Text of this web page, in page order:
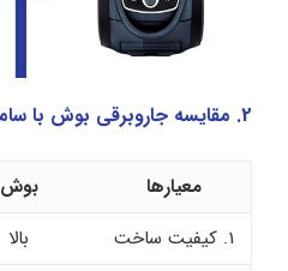
2. مقایسه جاروبرقی بوش با سامسونگ
معیارها بوش
1. کیفیت ساخت
بالا